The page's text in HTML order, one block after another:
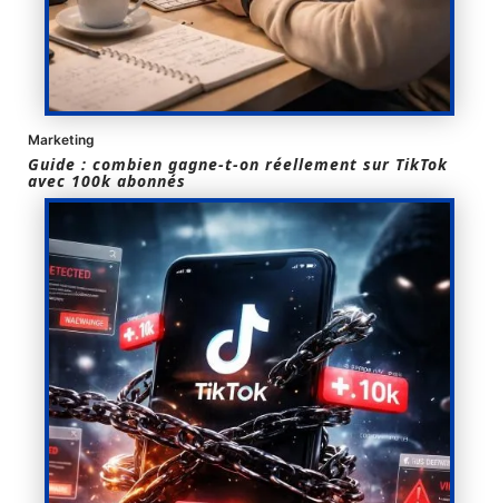
Marketing
Guide : combien gagne-t-on réellement sur TikTok
avec 100k abonnés